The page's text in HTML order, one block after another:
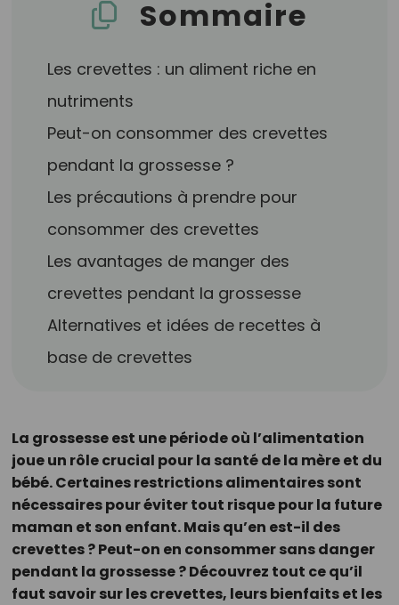
Sommaire
Les crevettes : un aliment riche en
nutriments
Peut-on consommer des crevettes
pendant la grossesse ?
Les précautions à prendre pour
consommer des crevettes
Les avantages de manger des
crevettes pendant la grossesse
Alternatives et idées de recettes à
base de crevettes
La grossesse est une période où l’alimentation
joue un rôle crucial pour la santé de la mère et du
bébé. Certaines restrictions alimentaires sont
nécessaires pour éviter tout risque pour la future
maman et son enfant. Mais qu’en est-il des
crevettes ? Peut-on en consommer sans danger
pendant la grossesse ? Découvrez tout ce qu’il
faut savoir sur les crevettes, leurs bienfaits et les